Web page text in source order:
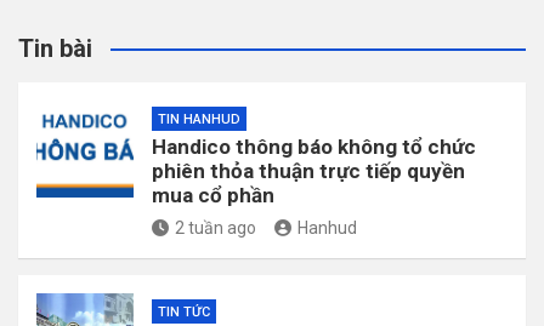
Tin bài
TIN HANHUD
Handico thông báo không tổ chức
phiên thỏa thuận trực tiếp quyền
mua cổ phần
2 tuần ago Hanhud
TIN TỨC